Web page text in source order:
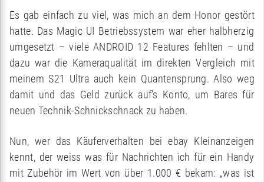
Es gab einfach zu viel, was mich an dem Honor gestört
hatte. Das Magic UI Betriebssystem war eher halbherzig
umgesetzt – viele ANDROID 12 Features fehlten – und
dazu war die Kameraqualität im direkten Vergleich mit
meinem S21 Ultra auch kein Quantensprung. Also weg
damit und das Geld zurück auf’s Konto, um Bares für
neuen Technik-Schnickschnack zu haben.
Nun, wer das Käuferverhalten bei ebay Kleinanzeigen
kennt, der weiss was für Nachrichten ich für ein Handy
mit Zubehör im Wert von über 1.000 € bekam: „was ist